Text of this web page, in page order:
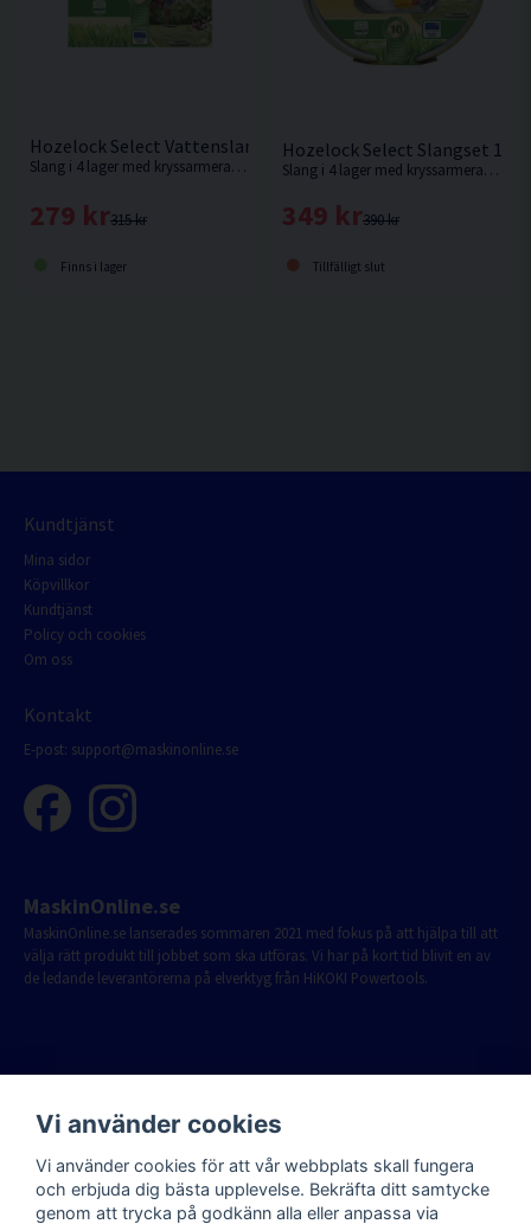
Hozelock Select Vattenslang 12,5mm 20m
Slang i 4 lager med kryssarmerad förstärkning. 10 års garanti.
315 kr
279 kr
Finns i lager
Hozelock Select Slangset
Slang i 4 lager med kryssarmerad förstärkning. 10 års garanti.
390 kr
349 kr
Tillfälligt slut
Kundtjänst
Mina sidor
Köpvillkor
Kundtjänst
Policy och cookies
Om oss
Kontakt
E-post: support@maskinonline.se
MaskinOnline.se
MaskinOnline.se lanserades sommaren 2021 med fokus på att hjälpa till att
välja rätt produkt till jobbet som ska utföras. Vi har på kort tid blivit en av
de ledande leverantörerna på elverktyg från HiKOKI Powertools.
Vi använder cookies
Vi använder cookies för att vår webbplats skall fungera
och erbjuda dig bästa upplevelse. Bekräfta ditt samtycke
genom att trycka på godkänn alla eller anpassa via